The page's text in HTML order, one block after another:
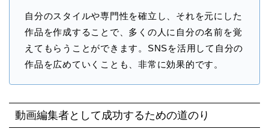
自分のスタイルや専門性を確立し、それを元にした
作品を作成することで、多くの人に自分の名前を覚
えてもらうことができます。SNSを活用して自分の
作品を広めていくことも、非常に効果的です。
動画編集者として成功するための道のり